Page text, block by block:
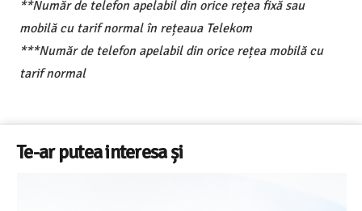
**Număr de telefon apelabil din orice rețea fixă sau
mobilă cu tarif normal în rețeaua Telekom
***Număr de telefon apelabil din orice rețea mobilă cu
tarif normal
Te-ar putea interesa și